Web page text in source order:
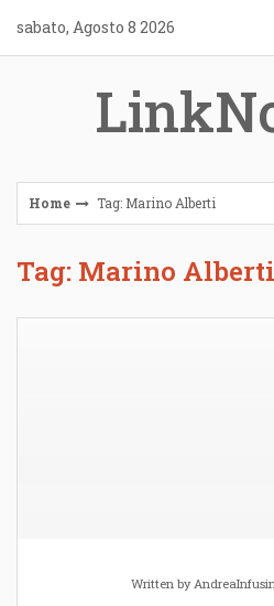
content
sabato, Agosto 8 2026
Home Tag: Marino Alberti
Tag: Marino Alberti
Written by